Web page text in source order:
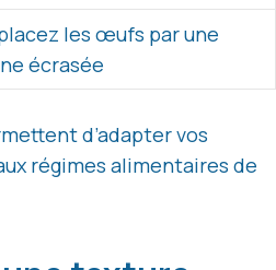
les œufs par une
écrasée
d’adapter vos
régimes alimentaires de